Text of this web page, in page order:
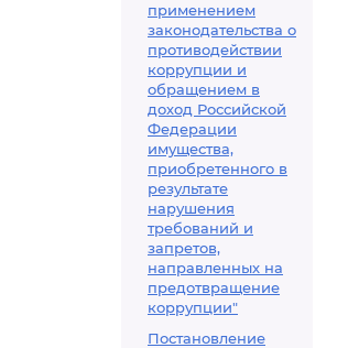
применением
законодательства о
противодействии
коррупции и
обращением в
доход Российской
Федерации
имущества,
приобретенного в
результате
нарушения
требований и
запретов,
направленных на
предотвращение
коррупции"
Постановление